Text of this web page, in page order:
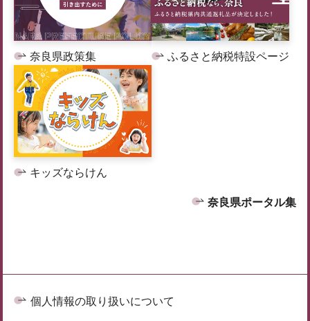
奈良県政策集 ふるさと納税特設ページ
キッズならけん
奈良県ポータル集
個人情報の取り扱いについて